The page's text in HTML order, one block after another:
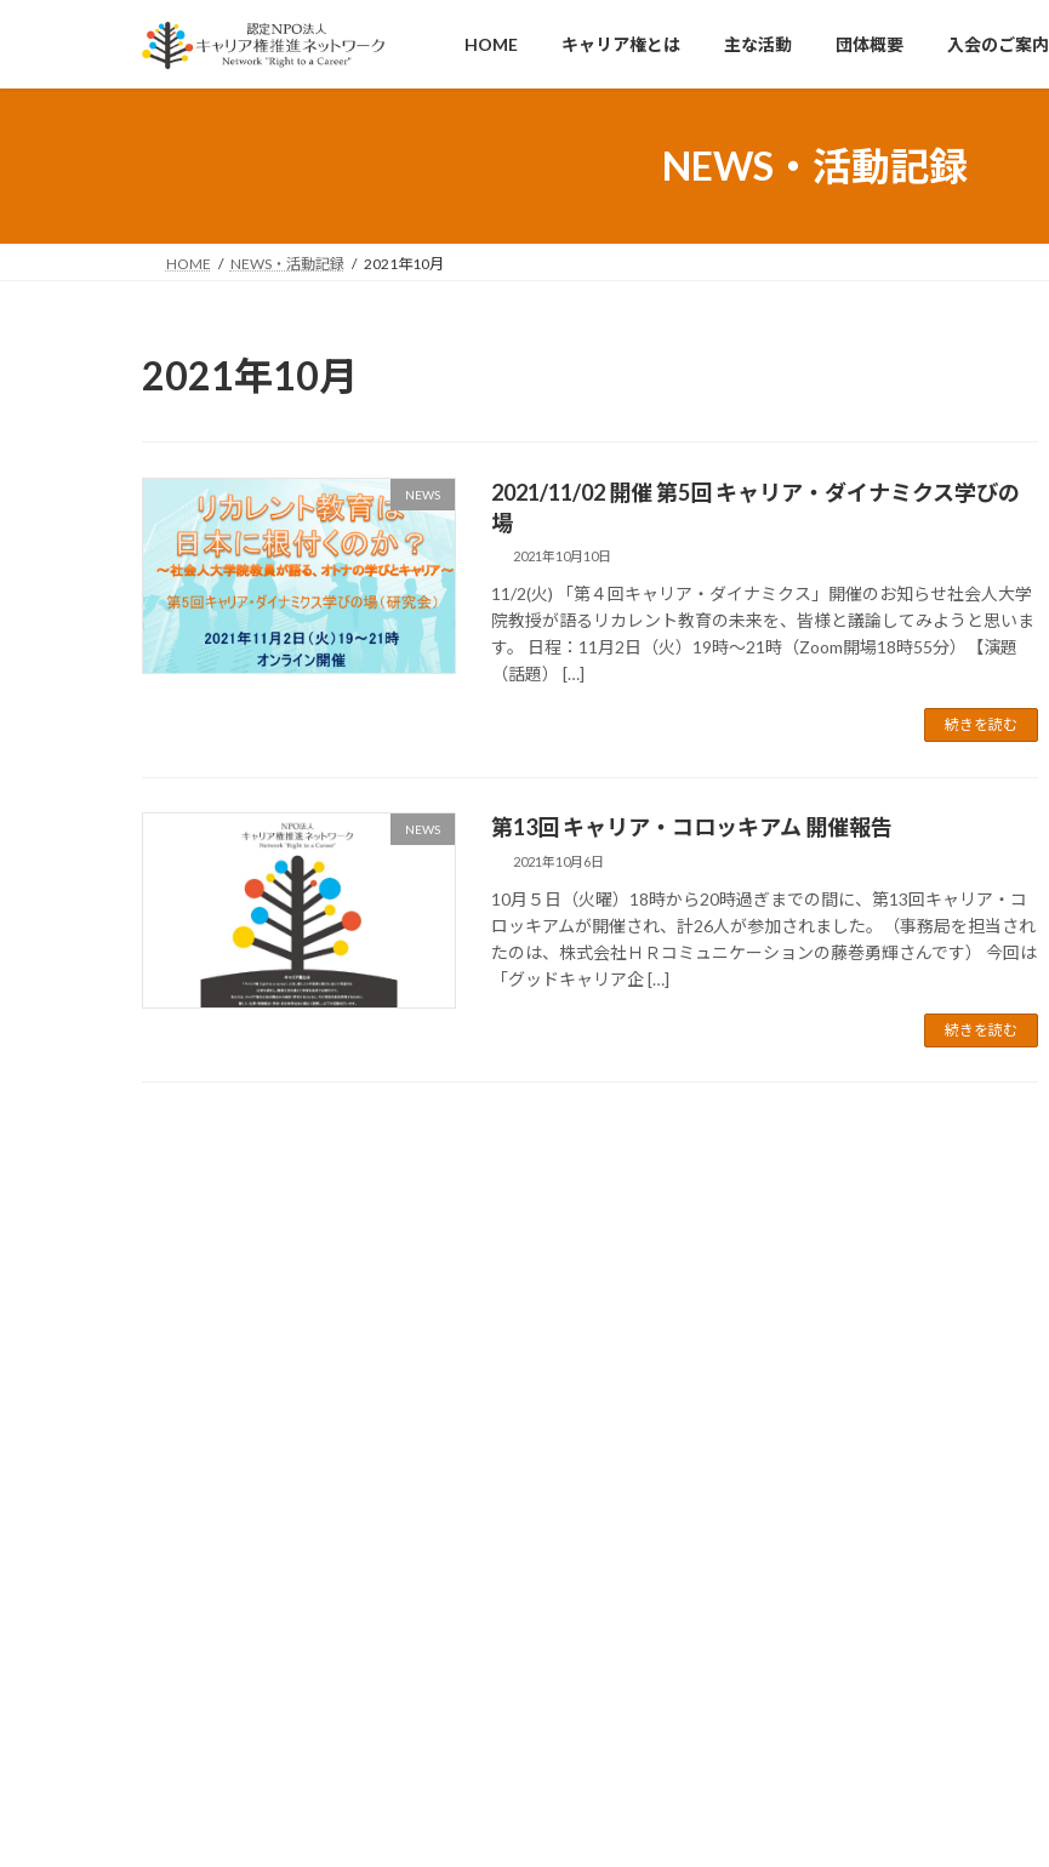
ッ
移
HOME キャリア権とは 主な活動 団体概要 入会のご案内
NEWS・活動記録
HOME NEWS・活動記録 2021年10月
2021年10月
NEWS
2021/11/02 開催 第5回 キャリア・ダイナミクス学びの
場
2021年10月10日
11/2(火) 「第４回キャリア・ダイナミクス」開催のお知らせ社会人大学
院教授が語るリカレント教育の未来を、皆様と議論してみようと思いま
す。 日程：11月2日（火）19時～21時（Zoom開場18時55分）【演題
（話題） […]
続きを読む
NEWS 第13回 キャリア・コロッキアム 開催報告
2021年10月6日
10月５日（火曜）18時から20時過ぎまでの間に、第13回キャリア・コ
ロッキアムが開催され、計26人が参加されました。（事務局を担当され
たのは、株式会社ＨＲコミュニケーションの藤巻勇輝さんです） 今回は
「グッドキャリア企 […]
続きを読む